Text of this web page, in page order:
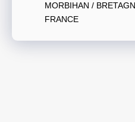
MORBIHAN /
FRANCE